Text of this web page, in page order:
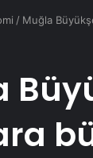
/ Muğla